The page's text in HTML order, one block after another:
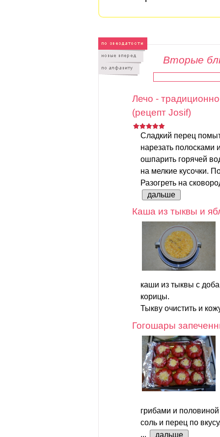
Вторые
Лечо -
(рецепт Josif)
Сладкий перец
нарезать
ошпарить горячей
на мелкие кусочки.
Разогреть на
дальше
Каша из тыквы и
каши из тыквы с
корицы.
Тыкву очистить и
Гогошары
грибами и
соль и перец по
...
дальше